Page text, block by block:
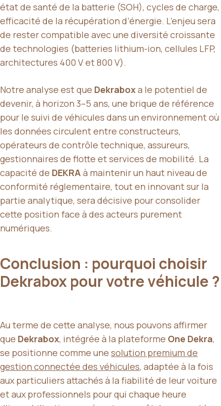
état de santé de la batterie (SOH), cycles de charge,
efficacité de la récupération d’énergie. L’enjeu sera
de rester compatible avec une diversité croissante
de technologies (batteries lithium-ion, cellules LFP,
architectures 400 V et 800 V).
Notre analyse est que Dekraboxa le potentiel de
devenir, à horizon 3–5 ans, une brique de référence
pour le suivi de véhicules dans un environnement où
les données circulent entre constructeurs,
opérateurs de contrôle technique, assureurs,
gestionnaires de flotte et services de mobilité. La
capacité de DEKRA à maintenir un haut niveau de
conformité réglementaire, tout en innovant sur la
partie analytique, sera décisive pour consolider
cette position face à des acteurs purement
numériques.
Conclusion : pourquoi choisir
Dekrabox pour votre véhicule ?
Au terme de cette analyse, nous pouvons affirmer
que Dekrabox, intégrée à la plateforme One Dekra,
se positionne comme une solution premium de
gestion connectée des véhicules, adaptée à la fois
aux particuliers attachés à la fiabilité de leur voiture
et aux professionnels pour qui chaque heure